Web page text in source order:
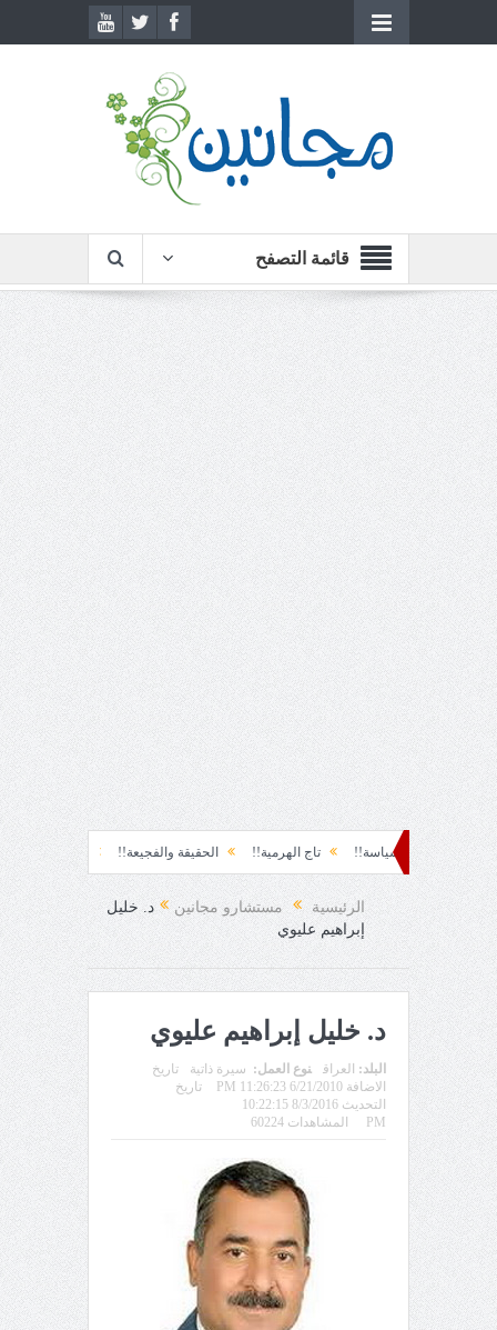
قائمة التصفح
سياسة!! تاج الهرمية!! الحقيقة والفجيعة!! لِقاءُ في المَطَرِ!
الرئيسية مستشارو مجانين
د. خليل
إبراهيم عليوي
د. خليل إبراهيم عليوي
البلد: العراق نوع العمل: سيرة ذاتية
تاريخ
الاضافة 6/21/2010 11:26:23 PM
تاريخ
التحديث 8/3/2016 10:22:15
PM
المشاهدات 60224